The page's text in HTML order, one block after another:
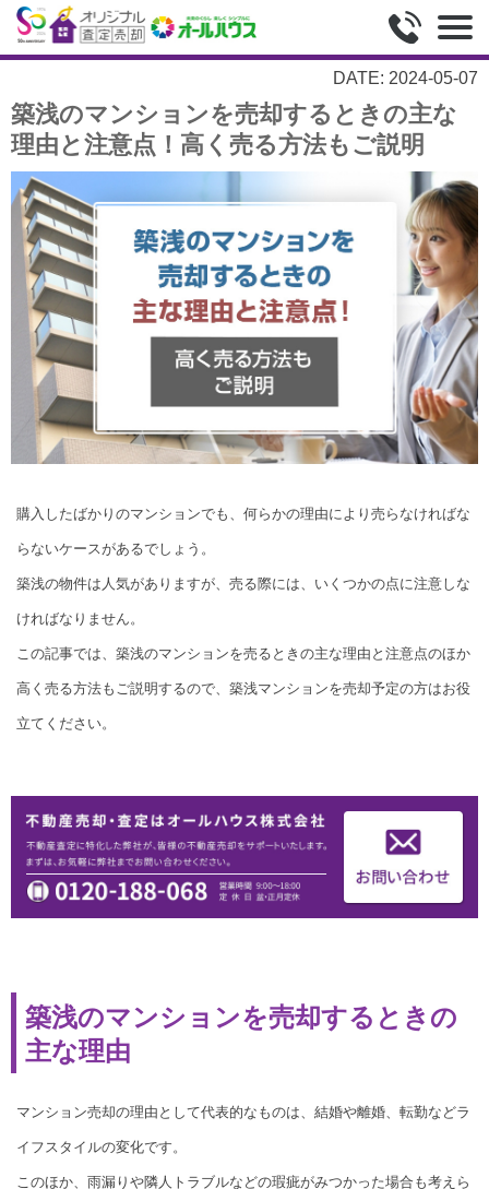
DATE: 2024-05-07
築浅のマンションを売却するときの主な
理由と注意点！高く売る方法もご説明
購入したばかりのマンションでも、何らかの理由により売らなければな
らないケースがあるでしょう。
築浅の物件は人気がありますが、売る際には、いくつかの点に注意しな
ければなりません。
この記事では、築浅のマンションを売るときの主な理由と注意点のほか
高く売る方法もご説明するので、築浅マンションを売却予定の方はお役
立てください。
築浅のマンションを売却するときの
主な理由
マンション売却の理由として代表的なものは、結婚や離婚、転勤などラ
イフスタイルの変化です。
このほか、雨漏りや隣人トラブルなどの瑕疵がみつかった場合も考えら